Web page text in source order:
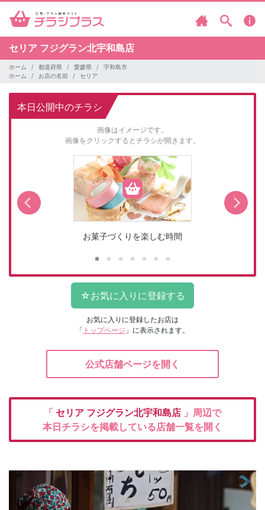
セリア フジグラン北宇和島店
ホーム 都道府県 愛媛県
宇和島市
ホーム
お店の名前 セリア
本日公開中のチラシ
画像はイメージです。
画像をクリックするとチラシが開きます。
お菓子づくりを楽しむ時間
お気に入りに登録したお店は
「 トップページ 」に表示されます。
公式店舗ページを開く
「 セリア フジグラン北宇和島店 」周辺で
本日チラシを掲載している店舗一覧を開く